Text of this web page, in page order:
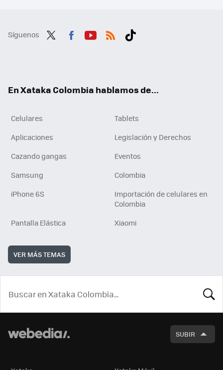
Síguenos
En Xataka Colombia hablamos de...
Celulares
Tablets
Aplicaciones
Legislación y Derechos
Cazando gangas
Eventos
Samsung
Colombia
iPhone 6S
Importación de celulares en
Colombia
Pantalla Elástica
Xiaomi
VER MÁS TEMAS
SUBIR